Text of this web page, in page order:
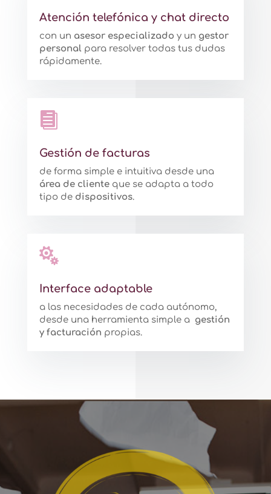
Atención telefónica y chat directo
con un asesor especializado y un gestor
personalpara resolver todas tus dudas
rápidamente.

Gestión de facturas
de forma simple e intuitiva desde una
área de clienteque se adapta a todo
tipo de dispositivos.

Interface adaptable
a las necesidades de cada autónomo,
desde una herramienta simple a gestión
y facturación propias.